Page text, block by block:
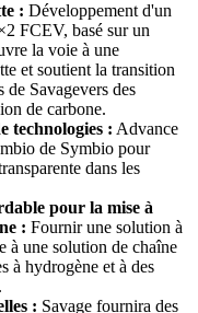
: Développement d'un
FCEV, basé sur un
la voie à une
et soutient la transition
Savagevers des
de carbone.
technologies : Advance
de Symbio pour
dans les
pour la mise à
: Fournir une solution à
à une solution de chaîne
à hydrogène et à des
: Savage fournira des